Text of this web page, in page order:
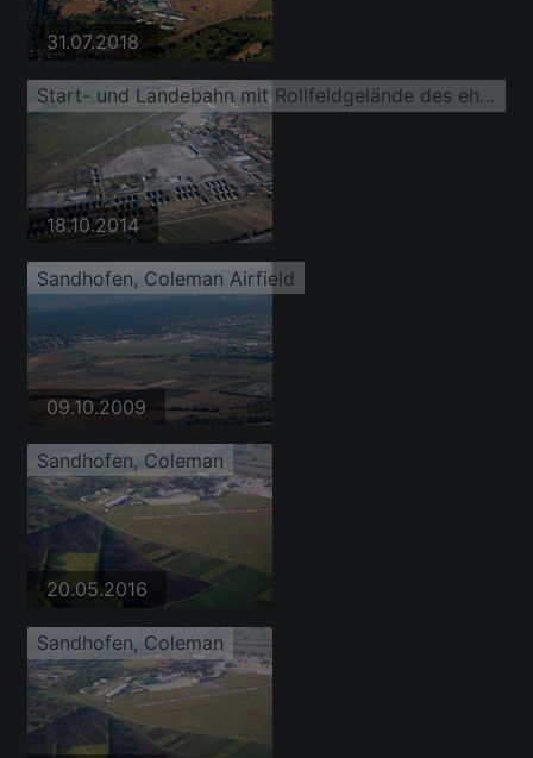
31.07.2018
Start- und Landebahn mit Rollfeldgelände des ehemaligen amerikanischen Hubschrauberflugplatz der Flugplatz Coleman
18.10.2014
Sandhofen, Coleman Airfield
09.10.2009
Sandhofen, Coleman
20.05.2016
Sandhofen, Coleman